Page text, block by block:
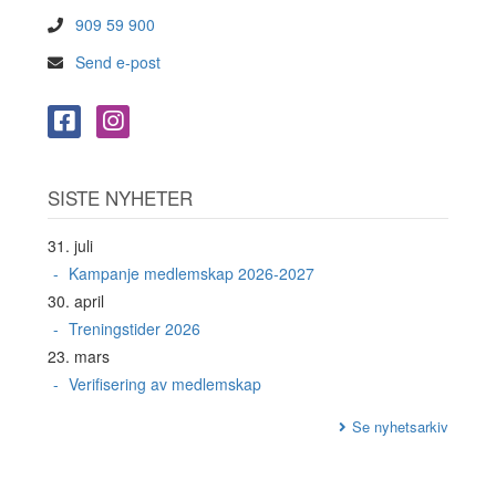
909 59 900
Send e-post
SISTE NYHETER
31. juli
Kampanje medlemskap 2026-2027
30. april
Treningstider 2026
23. mars
Verifisering av medlemskap
Se nyhetsarkiv